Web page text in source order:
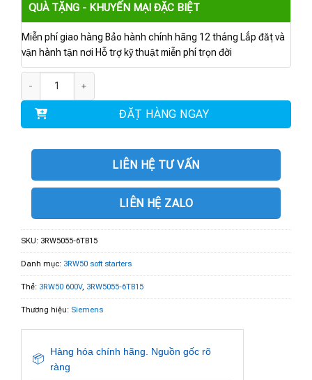
QUÀ TẶNG - KHUYẾN MẠI ĐẶC BIỆT
Miễn phí giao hàng Bảo hành chính hãng 12 tháng Lắp đặt và
vận hành tận nơi Hỗ trợ kỹ thuật miễn phí trọn đời
ĐẶT HÀNG NGAY
LIÊN HỆ TƯ VẤN
LIÊN HỆ ZALO
SKU: 3RW5055-6TB15
Danh mục: 3RW50 soft starters
Thẻ: 3RW50 600V, 3RW5055-6TB15
Thương hiệu: Siemens
📦
Hàng hóa chính hãng. Nguồn gốc rõ
ràng